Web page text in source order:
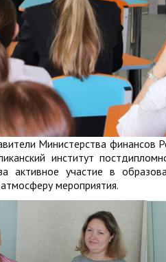
Министерства финансов
институт
активное участие в
мероприятия.